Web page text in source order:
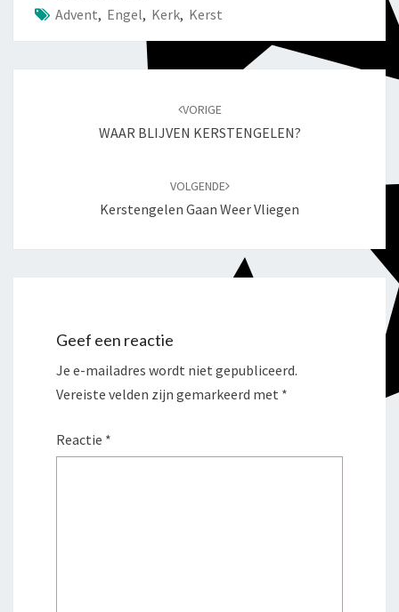
Advent, Engel, Kerk, Kerst
VORIGE
WAAR BLIJVEN KERSTENGELEN?
VOLGENDE
Kerstengelen Gaan Weer Vliegen
Geef een reactie
Je e-mailadres wordt niet gepubliceerd.
Vereiste velden zijn gemarkeerd met *
Reactie *